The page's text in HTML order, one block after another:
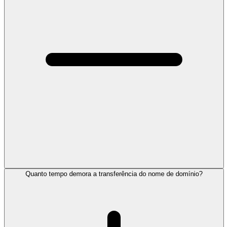
Quanto tempo demora a transferência do nome de domínio?